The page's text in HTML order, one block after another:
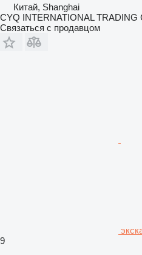
Китай, Shanghai
CYQ INTERNATIONAL TRADING
Связаться с продавцом
9